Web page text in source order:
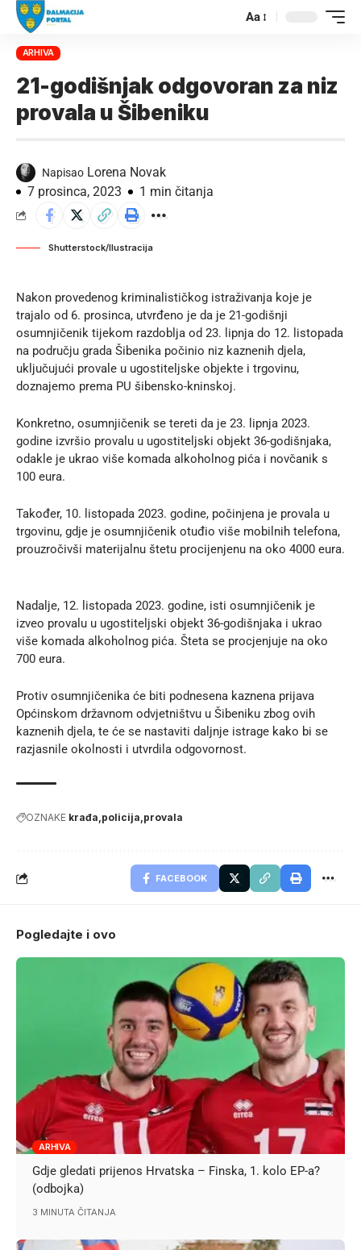
Aa
ARHIVA
21-godišnjak odgovoran za niz
provala u Šibeniku
Napisao Lorena Novak
7 prosinca, 2023
1 min čitanja
Shutterstock/Ilustracija
Nakon provedenog kriminalističkog istraživanja koje je
trajalo od 6. prosinca, utvrđeno je da je 21-godišnji
osumnjičenik tijekom razdoblja od 23. lipnja do 12. listopada
na području grada Šibenika počinio niz kaznenih djela,
uključujući provale u ugostiteljske objekte i trgovinu,
doznajemo prema PU šibensko-kninskoj.
Konkretno, osumnjičenik se tereti da je 23. lipnja 2023.
godine izvršio provalu u ugostiteljski objekt 36-godišnjaka,
odakle je ukrao više komada alkoholnog pića i novčanik s
100 eura.
Također, 10. listopada 2023. godine, počinjena je provala u
trgovinu, gdje je osumnjičenik otuđio više mobilnih telefona,
prouzročivši materijalnu štetu procijenjenu na oko 4000 eura.
Nadalje, 12. listopada 2023. godine, isti osumnjičenik je
izveo provalu u ugostiteljski objekt 36-godišnjaka i ukrao
više komada alkoholnog pića. Šteta se procjenjuje na oko
700 eura.
Protiv osumnjičenika će biti podnesena kaznena prijava
Općinskom državnom odvjetništvu u Šibeniku zbog ovih
kaznenih djela, te će se nastaviti daljnje istrage kako bi se
razjasnile okolnosti i utvrdila odgovornost.
OZNAKE krađa policija provala
FACEBOOK
Pogledajte i ovo
ARHIVA
Gdje gledati prijenos Hrvatska – Finska, 1. kolo EP-a?
(odbojka)
3 MINUTA ČITANJA